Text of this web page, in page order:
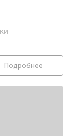
Подробнее